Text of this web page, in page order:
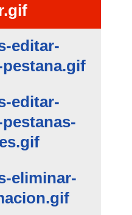
editar-
editar-
eliminar-